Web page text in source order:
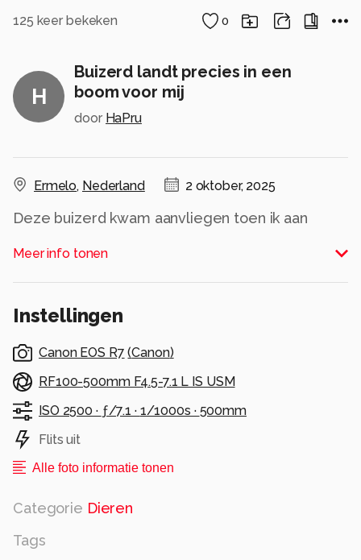
125 keer bekeken 0
H
Buizerd landt precies in een
boom voor mij
door HaPru
Ermelo, Nederland 2 oktober, 2025
Deze buizerd kwam aanvliegen toen ik aan
Meer info tonen
Instellingen
Canon EOS R7 (Canon)
RF100-500mm F4.5-7.1 L IS USM
ISO 2500 · ƒ/7.1 · 1/1000s · 500mm
Flits uit
Alle foto informatie tonen
Categorie Dieren
Tags